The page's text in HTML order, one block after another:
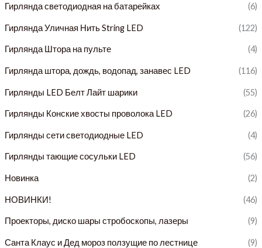
Гирлянда светодиодная на батарейках (6)
Гирлянда Уличная Нить String LED (122)
Гирлянда Штора на пульте (4)
Гирлянда штора, дождь, водопад, занавес LED (116)
Гирлянды LED Белт Лайт шарики (55)
Гирлянды Конские хвосты проволока LED (26)
Гирлянды сети светодиодные LED (4)
Гирлянды тающие сосульки LED (56)
Новинка (2)
НОВИНКИ! (46)
Проекторы, диско шары стробоскопы, лазеры (9)
Санта Клаус и Дед мороз ползущие по лестнице (9)